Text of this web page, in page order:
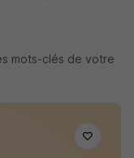
mots-clés de votre